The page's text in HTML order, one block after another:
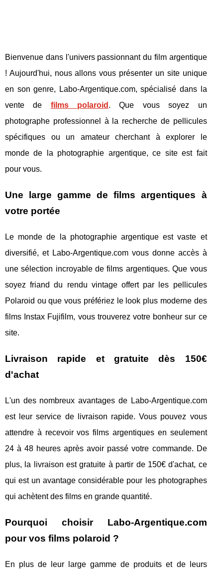
Bienvenue dans l'univers passionnant du film argentique
! Aujourd'hui, nous allons vous présenter un site unique
en son genre, Labo-Argentique.com, spécialisé dans la
vente de films polaroid . Que vous soyez un
photographe professionnel à la recherche de pellicules
spécifiques ou un amateur cherchant à explorer le
monde de la photographie argentique, ce site est fait
pour vous.
Une large gamme de films argentiques à
votre portée
Le monde de la photographie argentique est vaste et
diversifié, et Labo-Argentique.com vous donne accès à
une sélection incroyable de films argentiques. Que vous
soyez friand du rendu vintage offert par les pellicules
Polaroid ou que vous préfériez le look plus moderne des
films Instax Fujifilm, vous trouverez votre bonheur sur ce
site.
Livraison rapide et gratuite dès 150€
d'achat
L'un des nombreux avantages de Labo-Argentique.com
est leur service de livraison rapide. Vous pouvez vous
attendre à recevoir vos films argentiques en seulement
24 à 48 heures après avoir passé votre commande. De
plus, la livraison est gratuite à partir de 150€ d'achat, ce
qui est un avantage considérable pour les photographes
qui achètent des films en grande quantité.
Pourquoi choisir Labo-Argentique.com
pour vos films polaroid ?
En plus de leur large gamme de produits et de leurs